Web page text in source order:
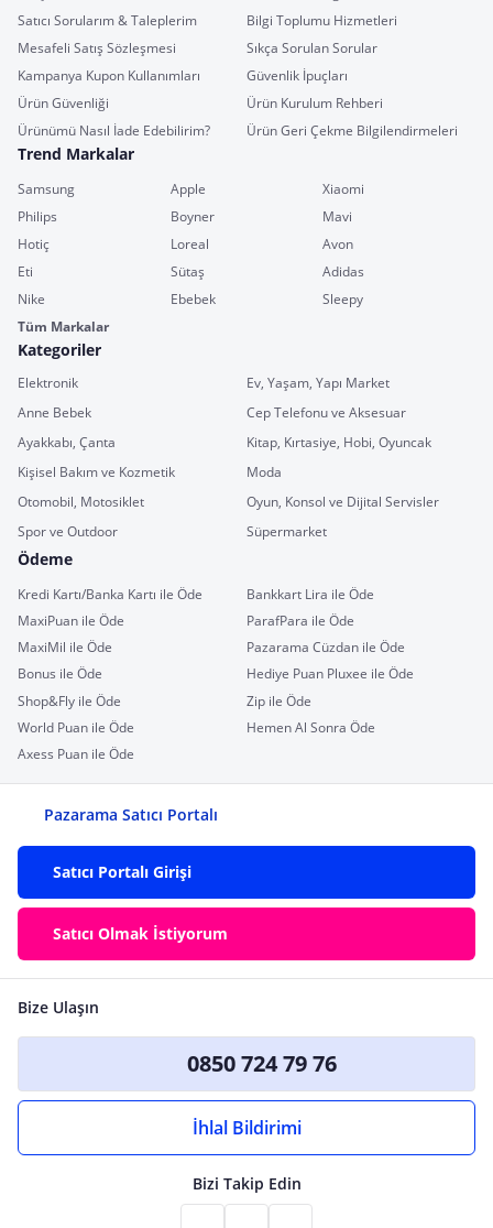
Satıcı Sorularım & Taleplerim
Bilgi Toplumu Hizmetleri
Mesafeli Satış Sözleşmesi
Sıkça Sorulan Sorular
Kampanya Kupon Kullanımları
Güvenlik İpuçları
Ürün Güvenliği
Ürün Kurulum Rehberi
Ürünümü Nasıl İade Edebilirim?
Ürün Geri Çekme Bilgilendirmeleri
Trend Markalar
Samsung Apple
Xiaomi
Philips
Boyner
Mavi
Hotiç
Loreal
Avon
Eti
Sütaş
Adidas
Nike
Ebebek
Sleepy
Tüm Markalar
Kategoriler
Elektronik
Ev, Yaşam, Yapı Market
Anne Bebek
Cep Telefonu ve Aksesuar
Ayakkabı, Çanta
Kitap, Kırtasiye, Hobi, Oyuncak
Kişisel Bakım ve Kozmetik
Moda
Otomobil, Motosiklet
Oyun, Konsol ve Dijital Servisler
Spor ve Outdoor
Süpermarket
Ödeme
Kredi Kartı/Banka Kartı ile Öde
Bankkart Lira ile Öde
MaxiPuan ile Öde
ParafPara ile Öde
MaxiMil ile Öde
Pazarama Cüzdan ile Öde
Bonus ile Öde
Hediye Puan Pluxee ile Öde
Shop&Fly ile Öde
Zip ile Öde
World Puan ile Öde
Hemen Al Sonra Öde
Axess Puan ile Öde
Pazarama Satıcı Portalı
Satıcı Portalı Girişi
Satıcı Olmak İstiyorum
Bize Ulaşın
0850 724 79 76
İhlal Bildirimi
Bizi Takip Edin